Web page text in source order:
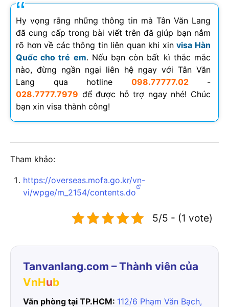
Hy vọng rằng những thông tin mà Tân Văn Lang
đã cung cấp trong bài viết trên đã giúp bạn nắm
rõ hơn về các thông tin liên quan khi xinvisa Hàn
Quốc cho trẻ em. Nếu bạn còn bất kì thắc mắc
nào, đừng ngần ngại liên hệ ngay với Tân Văn
Lang qua hotline 098.77777.02-
028.7777.7979 để được hỗ trợ ngay nhé! Chúc
bạn xin visa thành công!
Tham khảo:
https://overseas.mofa.go.kr/vn-
vi/wpge/m_2154/contents.do
5/5 - (1 vote)
Tanvanlang.com – Thành viên của
VnHub
Văn phòng tại TP.HCM: 112/6 Phạm Văn Bạch,